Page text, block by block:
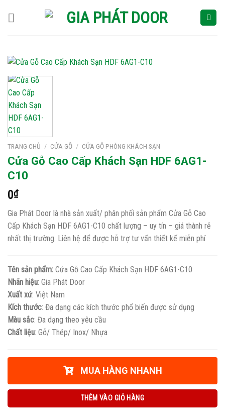
TRANG CHỦ / CỬA GỖ / CỬA GỖ PHÒNG KHÁCH SẠN
Cửa Gỗ Cao Cấp Khách Sạn HDF 6AG1-
C10
0₫
Gia Phát Door là nhà sản xuất/ phân phối sản phẩm Cửa Gỗ Cao
Cấp Khách Sạn HDF 6AG1-C10 chất lượng – uy tín – giá thành rẻ
nhất thị trường. Liên hệ để được hỗ trợ tư vấn thiết kế miễn phí
Tên sản phẩm: Cửa Gỗ Cao Cấp Khách Sạn HDF 6AG1-C10
Nhãn hiệu: Gia Phát Door
Xuất xứ: Việt Nam
Kích thước: Đa dạng các kích thước phổ biến được sử dụng
Màu sắc: Đa dạng theo yêu cầu
Chất liệu: Gỗ/ Thép/ Inox/ Nhựa
MUA HÀNG NHANH
THÊM VÀO GIỎ HÀNG